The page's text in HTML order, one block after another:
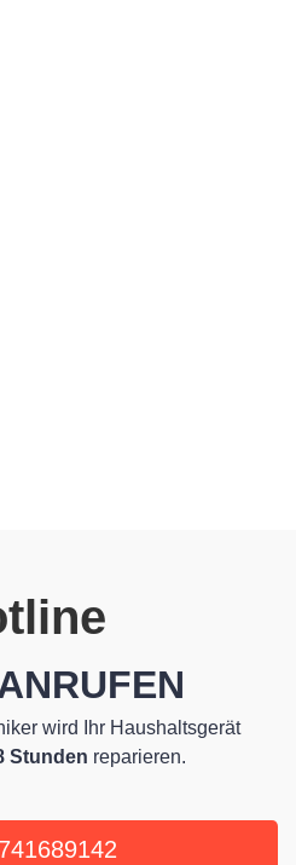
wird Ihr Haushaltsgerät
Stunden reparieren.